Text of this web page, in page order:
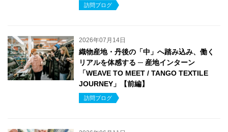
訪問ブログ
2026年07月14日
織物産地・丹後の「中」へ踏み込み、働く
リアルを体感する ─ 産地インターン
「WEAVE TO MEET / TANGO TEXTILE
JOURNEY」【前編】
訪問ブログ